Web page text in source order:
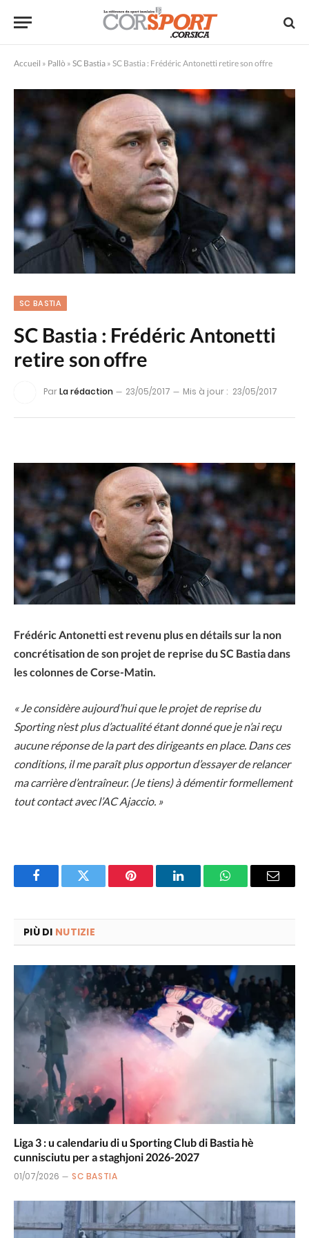
Accueil » Pallò » SC Bastia » SC Bastia : Frédéric Antonetti retire son offre
SC BASTIA
SC Bastia : Frédéric Antonetti
retire son offre
ParLa rédaction 23/05/2017 Mis à jour : 23/05/2017
Frédéric Antonetti est revenu plus en détails sur la non
concrétisation de son projet de reprise du SC Bastia dans
les colonnes de Corse-Matin.
« Je considère aujourd’hui que le projet de reprise du
Sporting n’est plus d’actualité étant donné que je n’ai reçu
aucune réponse de la part des dirigeants en place. Dans ces
conditions, il me paraît plus opportun d’essayer de relancer
ma carrière d’entraîneur. (Je tiens) à démentir formellement
tout contact avec l’AC Ajaccio. »
FacebookTwitter Pinterest LinkedInWhatsAppEmail
PIÙ DI NUTIZIE
Liga 3 : u calendariu di u Sporting Club di Bastia hè
cunnisciutu per a staghjoni 2026-2027
01/07/2026 SC BASTIA